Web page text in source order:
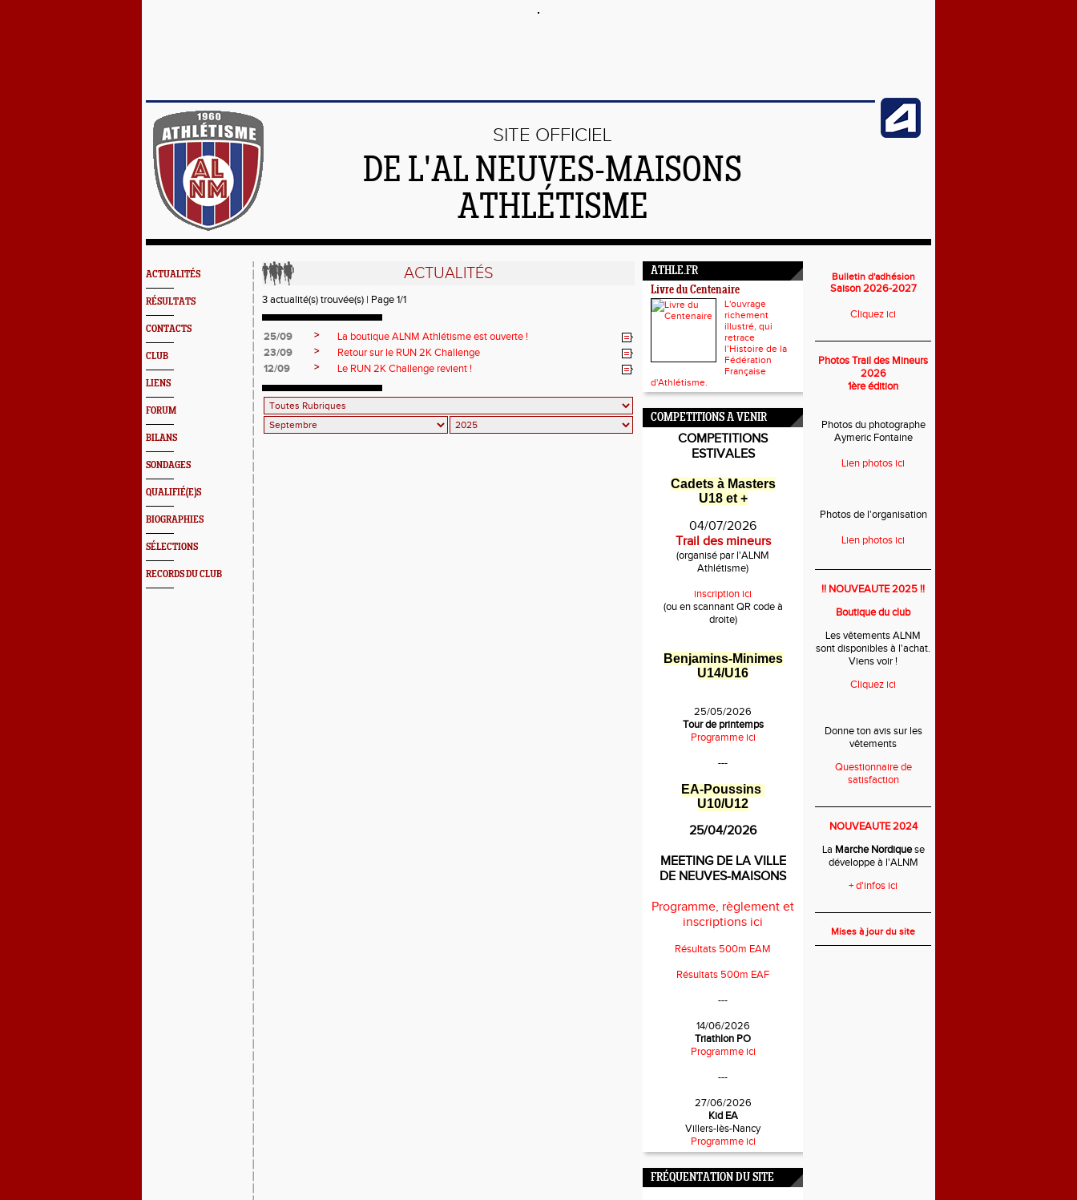
SITE OFFICIEL
DE L'AL NEUVES-MAISONS
ATHLÉTISME
ACTUALITÉS
RÉSULTATS
CONTACTS
CLUB
LIENS
FORUM
BILANS
SONDAGES
QUALIFIÉ(E)S
BIOGRAPHIES
SÉLECTIONS
RECORDS DU CLUB
ACTUALITÉS
3 actualité(s) trouvée(s) | Page 1/1
25/09 >
La boutique ALNM Athlétisme est ouverte !
23/09
>
Retour sur le RUN 2K Challenge
12/09
> Le RUN 2K Challenge revient !
ATHLE.FR
Livre du Centenaire
L'ouvrage
richement
illustré, qui
retrace
l’Histoire de la
Fédération
Française
d'Athlétisme.
COMPETITIONS A VENIR
COMPETITIONS
ESTIVALES
Cadets à Masters
U18 et +
04/07/2026
Trail des mineurs
(organisé par l'ALNM
Athlétisme)
inscription ici
(ou en scannant QR code à
droite)
Benjamins-Minimes
U14/U16
25/05/2026
Tour de printemps
Programme ici
---
EA-Poussins
U10/U12
25/04/2026
MEETING DE LA VILLE
DE NEUVES-MAISONS
Programme, règlement et
inscriptions ici
Résultats 500m EAM
Résultats 500m EAF
---
14/06/2026
Triathlon PO
Programme ici
---
27/06/2026
Kid EA
Villers-lès-Nancy
Programme ici
FRÉQUENTATION DU SITE
Bulletin d'adhésion
Saison 2026-2027
Cliquez ici
Photos Trail des Mineurs
2026
1ère édition
Photos du photographe
Aymeric Fontaine
Lien photos ici
Photos de l'organisation
Lien photos ici
!! NOUVEAUTE 2025 !!
Boutique du club
Les vêtements ALNM
sont disponibles à l'achat.
Viens voir !
Cliquez ici
Donne ton avis sur les
vêtements
Questionnaire de
satisfaction
NOUVEAUTE 2024
La Marche Nordiquese
développe à l'ALNM
+ d'infos ici
Mises à jour du site